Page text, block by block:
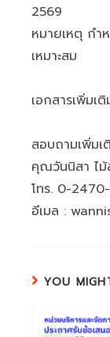
2569
หมายเหตุ กำ
เหมาะสม
เอกสารเพิ่มเ
สอบถามเพิ่มเ
คุณวันนิสา ไ
โทร. 0-
อีเมล :
YOU